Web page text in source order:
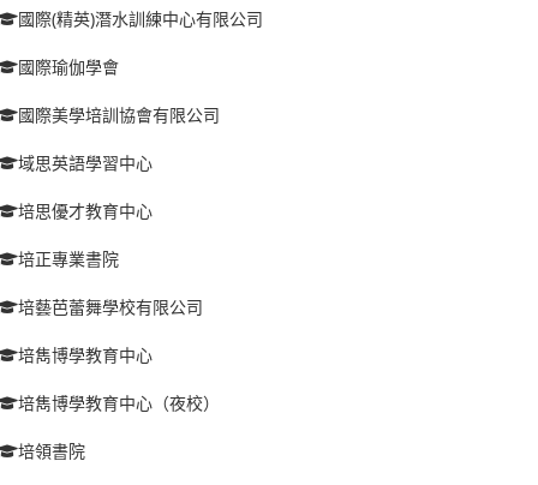
國際(精英)潛水訓練中心有限公司
國際瑜伽學會
國際美學培訓協會有限公司
域思英語學習中心
培思優才教育中心
培正專業書院
培藝芭蕾舞學校有限公司
培雋博學教育中心
培雋博學教育中心（夜校）
培領書院